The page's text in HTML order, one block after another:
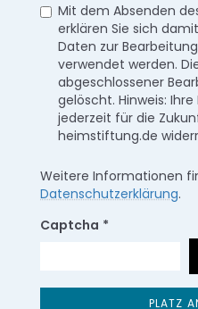
Mit dem Absenden
erklären Sie sich
Daten zur
verwendet werden.
abgeschlossener
gelöscht. Hinweis:
jederzeit für die
heimstiftung.de
Weitere Informationen
Datenschutzerklärung.
Captcha *